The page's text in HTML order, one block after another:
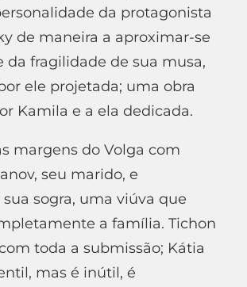
da protagonista
de maneira a aproximar-se
da fragilidade de sua musa,
ele projetada; uma obra
Kamila e a ela dedicada.
margens do Volga com
seu marido, e
sua sogra, uma viúva que
a família. Tichon
toda a submissão; Kátia
mas é inútil, é